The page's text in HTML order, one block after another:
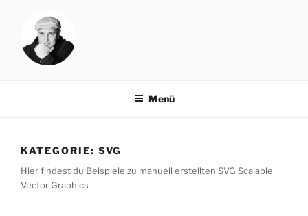
springen
Menü
KATEGORIE: SVG
Hier findest du Beispiele zu manuell erstellten SVG Scalable
Vector Graphics